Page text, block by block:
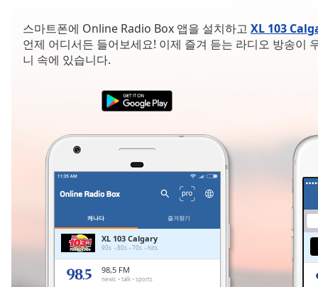
Duration
-:-
Loaded:
0.00%
Remaining
스마트폰에 Online Radio Box 앱을 설치하고 XL 103
언제 어디서든 들어보세요! 이제 즐겨 듣는 라디오 방송이
니 속에 있습니다.
캐나다 즐겨찾기
XL 103 Calgary
90s 80s 70s hits
98,5 FM
news talk sports